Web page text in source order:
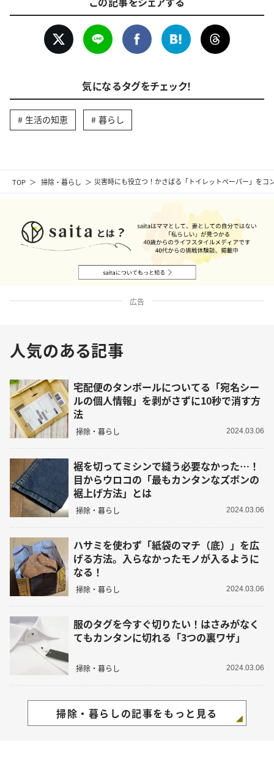
TOP 掃除・暮らし 災害時にも役立つ！かさばる「トイレットペーパー」をコ
気になるタグをチェック！
生活の知恵 暮らし
広告
人気のある記事
宅配便のタンボールについてる「宛名シー
ルの個人情報」を剥がさずに10秒で消す方
法
掃除・暮らし 2024.03.06
裾を切ってミシンで縫う必要なかった…！
目からウロコの「最もカンタンなズボンの
裾上げ方法」とは
掃除・暮らし 2024.03.06
ハサミを使わず「紙袋のマチ（底）」を広
げる方法。入らなかったモノが入るように
なる！
掃除・暮らし 2024.03.06
服のタグを今すぐ切りたい！はさみがなく
てもカンタンに切れる「3つの裏ワザ」
掃除・暮らし 2024.03.06
掃除・暮らしの記事をもっと見る